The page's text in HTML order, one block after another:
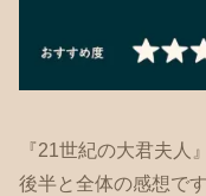
『21世紀の大君夫人』
後半と全体の感想です